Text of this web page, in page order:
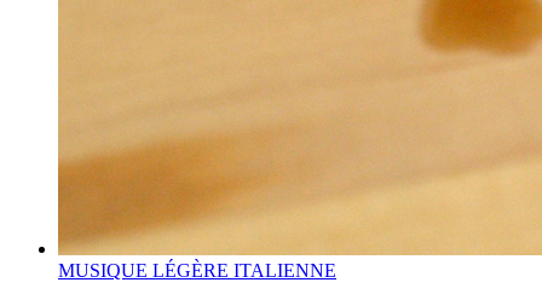
MUSIQUE LÉGÈRE ITALIENNE